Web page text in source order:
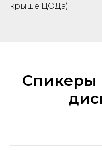
крыше ЦОДа)
Спикеры